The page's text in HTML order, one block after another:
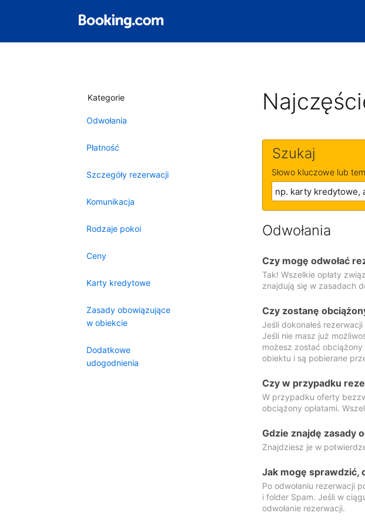
Kategorie
Odwołania
Płatność
Szczegóły rezerwacji
Komunikacja
Rodzaje pokoi
Ceny
Karty kredytowe
Zasady obowiązujące
w obiekcie
Dodatkowe
udogodnienia
Szukaj
Słowo kluczowe lub
Odwołania
Czy mogę odwołać
Tak! Wszelkie opłaty
znajdują się w zasadach
Czy zostanę
Jeśli dokonałeś
Jeśli nie masz już
możesz zostać obciążony
obiektu i są pobierane
Czy w przypadku
W przypadku oferty
obciążony opłatami.
Gdzie znajdę zasady
Znajdziesz je w
Jak mogę sprawdzić,
Po odwołaniu rezerwacji
i folder Spam. Jeśli w
odwołanie rezerwacji.